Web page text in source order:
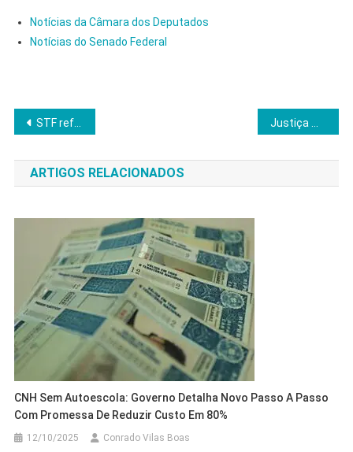
Notícias da Câmara dos Deputados
Notícias do Senado Federal
Navegação
de
Post
STF reforça segurança com drones térmicos para julgamento de Bolsonaro
ARTIGOS RELACIONADOS
CNH Sem Autoescola: Governo Detalha Novo Passo A Passo
Com Promessa De Reduzir Custo Em 80%
12/10/2025 Conrado Vilas Boas